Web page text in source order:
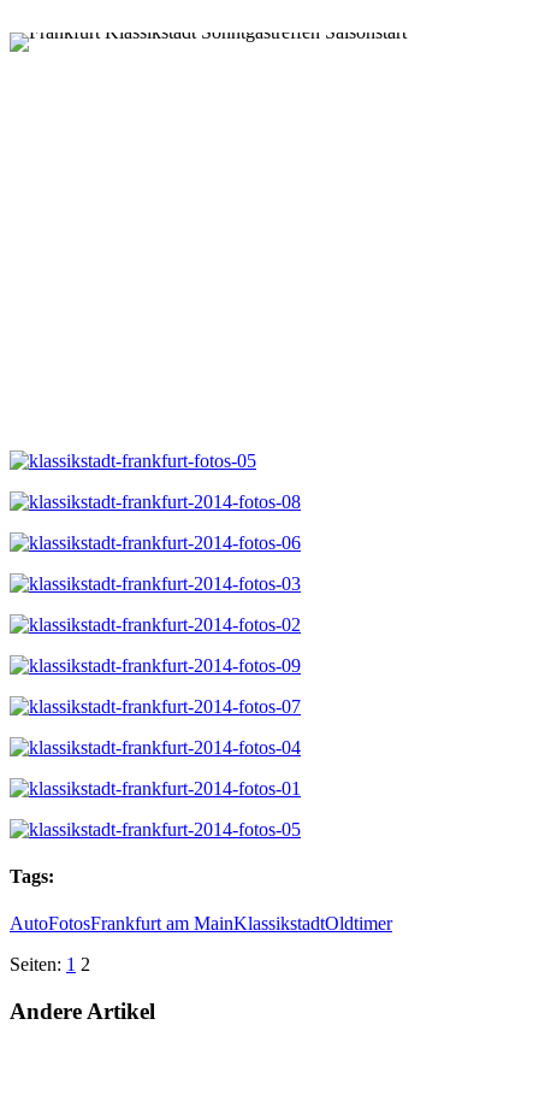
Tags:
AutoFotosFrankfurt am MainKlassikstadtOldtimer
Seiten: 1 2
Andere Artikel